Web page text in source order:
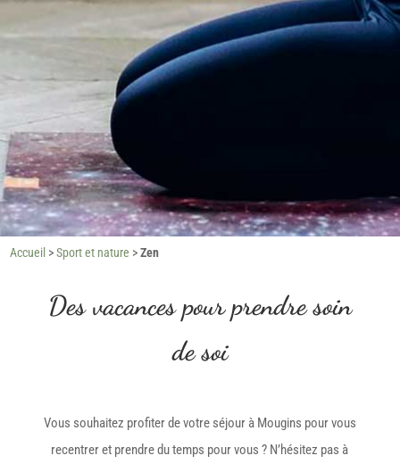
Accueil >Sport et nature >Zen
Des vacances pour prendre soin
de soi
Vous souhaitez profiter de votre séjour à Mougins pour vous
recentrer et prendre du temps pour vous ? N’hésitez pas à